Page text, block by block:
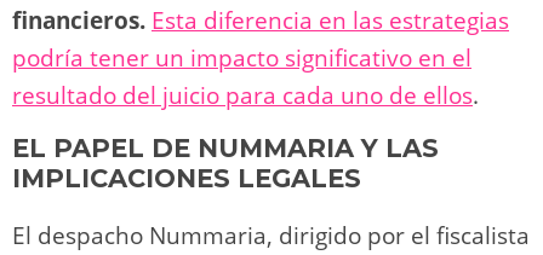
financieros. Esta diferencia en las estrategias
podría tener un impacto significativo en el
resultado del juicio para cada uno de ellos​.
EL PAPEL DE NUMMARIA Y LAS
IMPLICACIONES LEGALES
El despacho Nummaria, dirigido por el fiscalista